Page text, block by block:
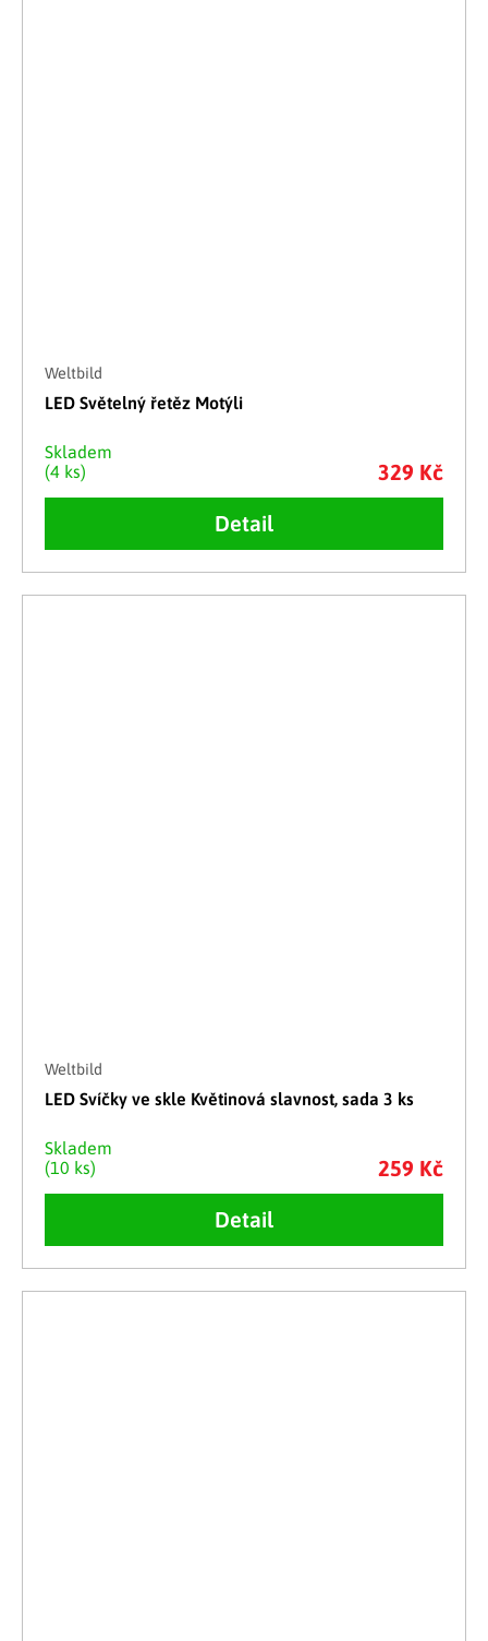
Weltbild
LED Světelný řetěz Motýli
Skladem
(4 ks)
329 Kč
Detail
Weltbild
LED Svíčky ve skle Květinová slavnost, sada 3 ks
Skladem
(10 ks)
259 Kč
Detail